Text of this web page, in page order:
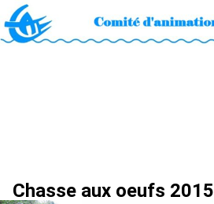
Chasse aux oeufs 2015